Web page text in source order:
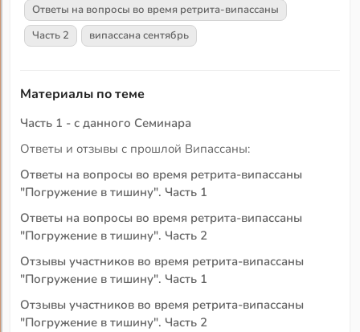
Ответы на вопросы во время ретрита-випассаны
Часть 2
випассана сентябрь
Материалы по теме
Часть 1 - с данного Семинара
Ответы и отзывы с прошлой Випассаны:
Ответы на вопросы во время ретрита-випассаны
"Погружение в тишину". Часть 1
Ответы на вопросы во время ретрита-випассаны
"Погружение в тишину". Часть 2
Отзывы участников во время ретрита-випассаны
"Погружение в тишину". Часть 1
Отзывы участников во время ретрита-випассаны
"Погружение в тишину". Часть 2